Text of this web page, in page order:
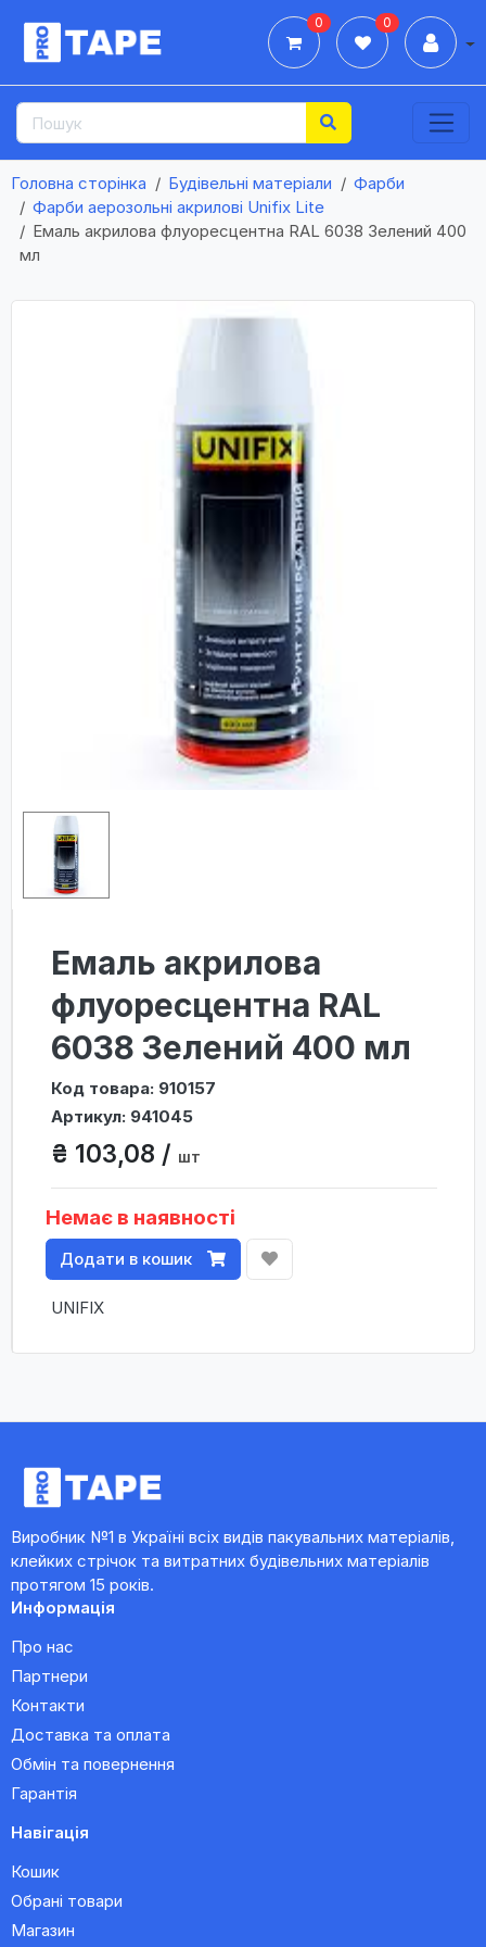
0 0
Головна сторінка Будівельні матеріали
Фарби
Фарби аерозольні акрилові Unifix Lite
Емаль акрилова флуоресцентна RAL 6038 Зелений 400
мл
Емаль акрилова
флуоресцентна RAL
6038 Зелений 400 мл
Код товара: 910157
Артикул: 941045
₴ 103,08 / шт
Немає в наявності
Додати в кошик
UNIFIX
Виробник №1 в Україні всіх видів пакувальних матеріалів,
клейких стрічок та витратних будівельних матеріалів
протягом 15 років.
Информація
Про нас
Партнери
Контакти
Доставка та оплата
Обмін та повернення
Гарантія
Навігація
Кошик
Обрані товари
Магазин